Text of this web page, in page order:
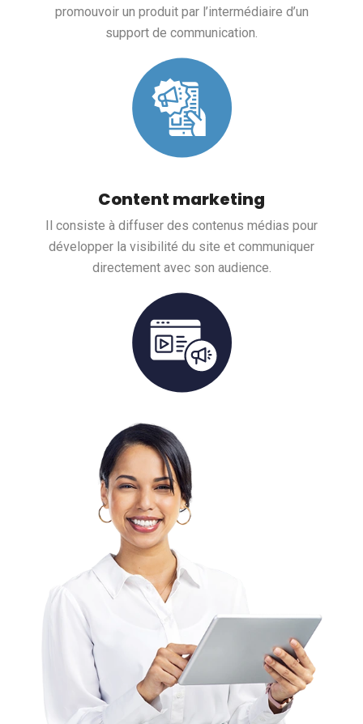
promouvoir un produit par l’intermédiaire d’un
support de communication.
Content marketing
Il consiste à diffuser des contenus médias pour
développer la visibilité du site et communiquer
directement avec son audience.